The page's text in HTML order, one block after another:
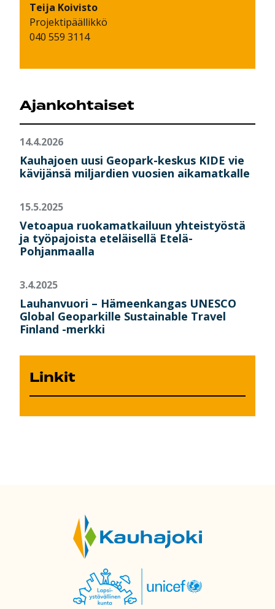
Teija Koivisto
Projektipäällikkö
040 559 3114
Ajankohtaiset
14.4.2026
Kauhajoen uusi Geopark-keskus KIDE vie
kävijänsä miljardien vuosien aikamatkalle
15.5.2025
Vetoapua ruokamatkailuun yhteistyöstä
ja työpajoista eteläisellä Etelä-
Pohjanmaalla
3.4.2025
Lauhanvuori – Hämeenkangas UNESCO
Global Geoparkille Sustainable Travel
Finland -merkki
Linkit